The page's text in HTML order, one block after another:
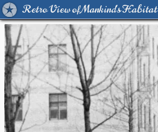
Retro View of Mankind's Habitat